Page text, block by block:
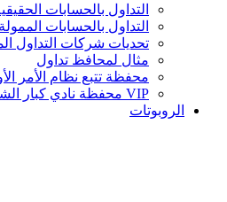
التداول بالحسابات
التداول بالحسابات الممولة
تحديات شركات التداول
مثال لمحافظ تداول
محفظة تتبع نظام الأمر
VIP محفظة نادي كبار الشخصيات
الروبوتات